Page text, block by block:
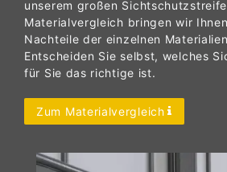
unserem großen
Materialvergleich bringen wir
Nachteile der einzelnen
Entscheiden Sie selbst, welches
für Sie das richtige ist.
Zum Materialvergleich